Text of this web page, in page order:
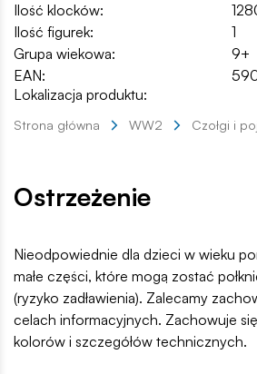
Ilość klocków:
Ilość figurek:
1
Grupa wiekowa:
9+
EAN:
Lokalizacja produktu:
Strona główna WW2 Czołgi i
Ostrzeżenie
Nieodpowiednie dla dzieci w wieku
małe części, które mogą zostać
(ryzyko zadławienia). Zalecamy
celach informacyjnych. Zachowuje
kolorów i szczegółów technicznych.